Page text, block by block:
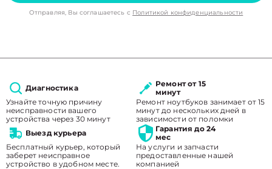
Отправляя, Вы соглашаетесь с Политикой конфиденциальности
Диагностика
Узнайте точную причину
неисправности вашего
устройства через 30 минут
Ремонт от 15
минут
Ремонт ноутбуков занимает от 15
минут до нескольких дней в
зависимости от поломки
Выезд курьера
Бесплатный курьер, который
заберет неисправное
устройство в удобном месте.
Гарантия до 24
мес
На услуги и запчасти
предоставленные нашей
компанией